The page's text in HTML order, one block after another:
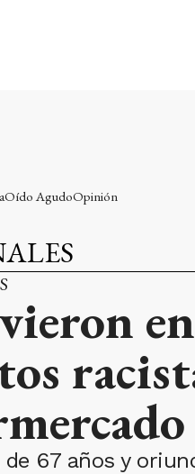
Oído AgudoOpinión
de 67 años y